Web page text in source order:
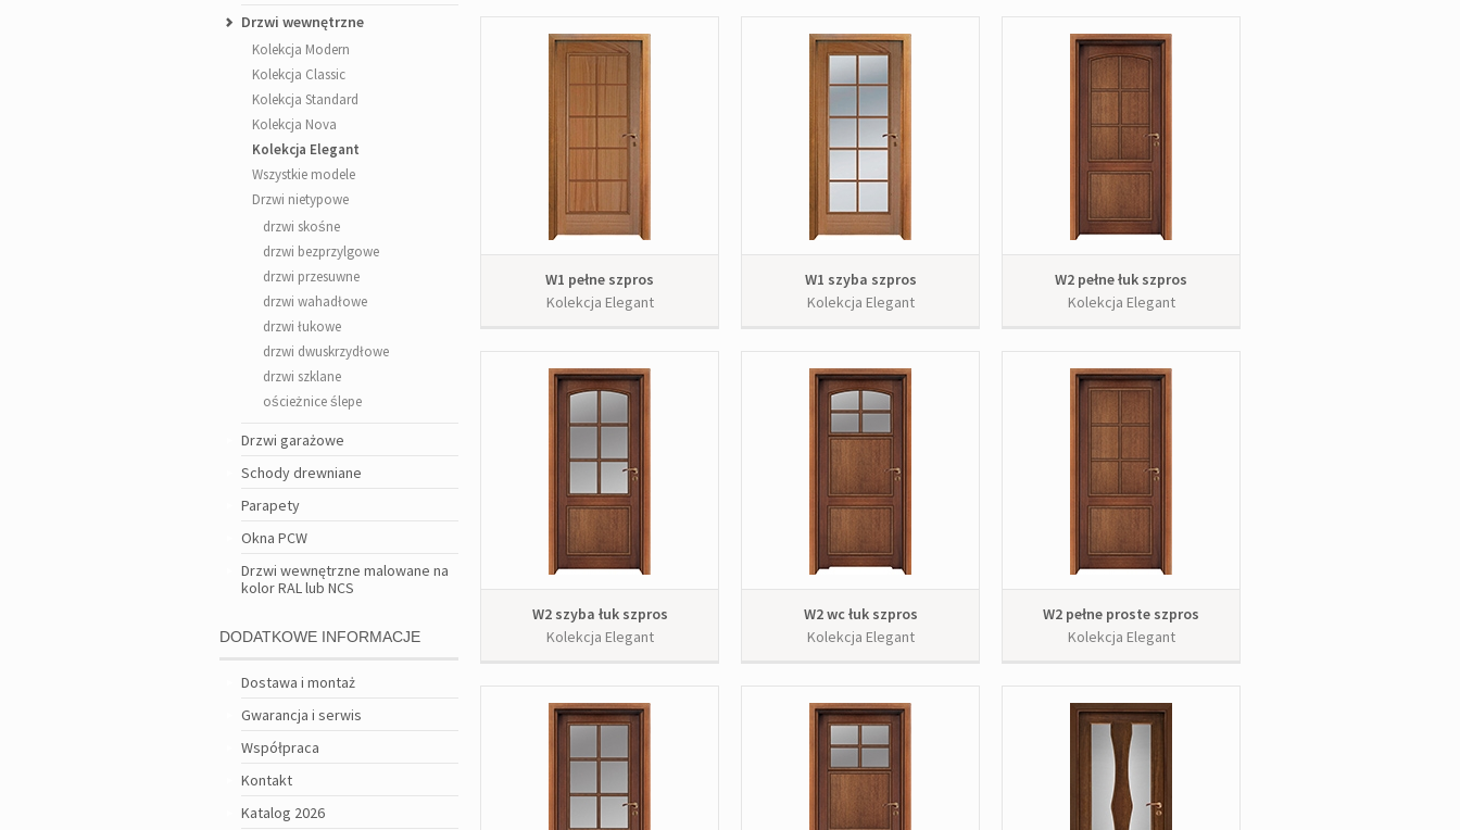
Drzwi wewnętrzne
Kolekcja Modern
Kolekcja Classic
Kolekcja Standard
Kolekcja Nova
Kolekcja Elegant
Wszystkie modele
Drzwi nietypowe
drzwi skośne
drzwi bezprzylgowe
drzwi przesuwne
drzwi wahadłowe
drzwi łukowe
drzwi dwuskrzydłowe
drzwi szklane
ościeżnice ślepe
Drzwi garażowe
Schody drewniane
Parapety
Okna PCW
Drzwi wewnętrzne malowane na
kolor RAL lub NCS
DODATKOWE INFORMACJE
Dostawa i montaż
Gwarancja i serwis
Współpraca
Kontakt
Katalog 2026
W1 pełne szpros
Kolekcja Elegant
W1 szyba szpros
Kolekcja Elegant
W2 pełne łuk szpros
Kolekcja Elegant
W2 szyba łuk szpros
Kolekcja Elegant
W2 wc łuk szpros
Kolekcja Elegant
W2 pełne proste szpros
Kolekcja Elegant